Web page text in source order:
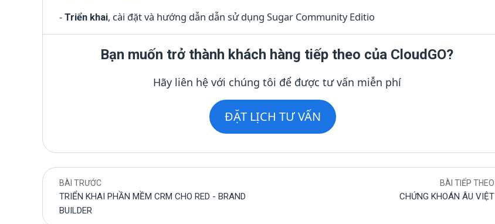
- Triển khai, cài đặt và hướng dẫn dẫn sử dụng Sugar Community Editio
Bạn muốn trở thành khách hàng tiếp theo của CloudGO?
Hãy liên hệ với chúng tôi để được tư vấn miễn phí
ĐẶT LỊCH TƯ VẤN
BÀI TRƯỚC
TRIỂN KHAI PHẦN MỀM CRM CHO RED - BRAND
BUILDER
BÀI TIẾP THEO
CHỨNG KHOÁN ÂU VIỆT